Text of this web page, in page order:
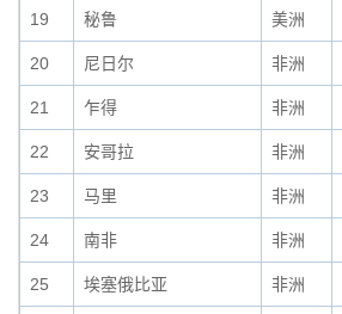
19 秘鲁 美洲
20 尼日尔 非洲
21 乍得 非洲
22 安哥拉 非洲
23 马里 非洲
24 南非 非洲
25 埃塞俄比亚 非洲